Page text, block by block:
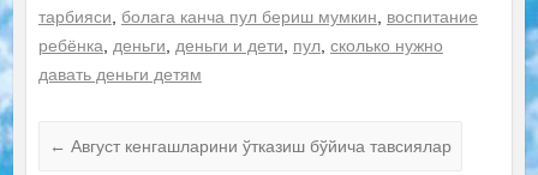
тарбияси
болага канча пул бериш мумкин
воспитание
ребёнка
деньги деньги и дети пул, сколько нужно
давать деньги детям
← Август кенгашларини ўтказиш бўйича тавсиялар